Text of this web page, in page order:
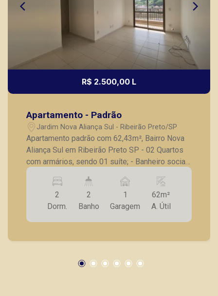
R$ 2.500,00 L
Apartamento - Padrão
Jardim Nova Aliança Sul - Ribeirão Preto/SP
Apartamento padrão com 62,43m², Bairro Nova
Aliança Sul em Ribeirão Preto SP - 02 Quartos
com armários, sendo 01 suíte; - Banheiro social
com box e gabinete; - Sala ampla; - Sacada; -
Cozinha planejada; - Lavanderia; - 01 vagas de
garagem coberta. A Piramid tem como objetivo
atender seus clientes com agilidade e
segurança, em locação, vendas de imóveis
lançamentos da cidade de Ribeirão Preto.
2
Dorm.
2
Banho
1
Garagem
62m²
A. Útil